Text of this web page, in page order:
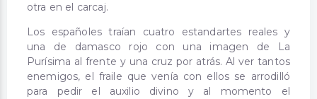
otra en el carcaj.
Los españoles traían cuatro estandartes reales y
una de damasco rojo con una imagen de La
Purísima al frente y una cruz por atrás. Al ver tantos
enemigos, el fraile que venía con ellos se arrodilló
para pedir el auxilio divino y al momento el